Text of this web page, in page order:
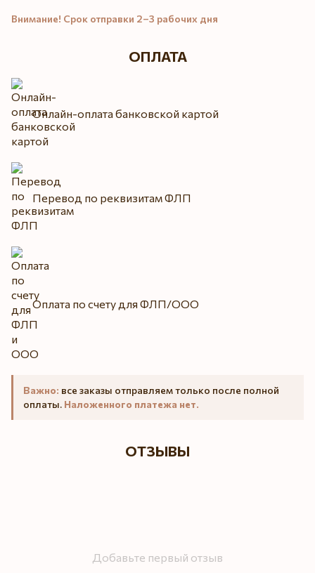
Внимание! Срок отправки 2–3 рабочих дня
ОПЛАТА
Онлайн-оплата банковской картой
Перевод по реквизитам ФЛП
Оплата по счету для ФЛП/ООО
Важно: все заказы отправляем только после полной
оплаты. Наложенного платежа нет.
ОТЗЫВЫ
Добавьте первый отзыв